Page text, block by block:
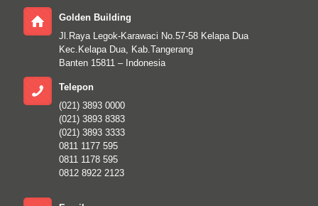
Golden Building
Jl.Raya Legok-Karawaci No.57-58 Kelapa Dua
Kec.Kelapa Dua, Kab.Tangerang
Banten 15811 – Indonesia
Telepon
(021) 3893 0000
(021) 3893 8383
(021) 3893 3333
0811 1177 595
0811 1178 595
0812 8922 2123